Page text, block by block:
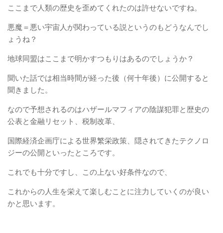
ここまで人類の歴史を歪めてくれたのは許せないですね。
悪魔＝悪い宇宙人が関わっている説というのもどうなんでし
ょうね？
地球同盟はここまで明かすつもりはあるのでしょうか？
聞いた話では相当時間が経った後（何十年後）に公開すると
聞きました。
なので予想されるのはハザールマフィアの陰謀犯罪と歴史の
公表と金融リセット、税制改革、
国際経済企画庁による世界繁栄政策、隠されてきたテクノロ
ジーの公開といったところです。
これでも十分ですし、この上ない好条件なので、
これからの人生を栄えて楽しむことに注力していくのが良い
かと思います。